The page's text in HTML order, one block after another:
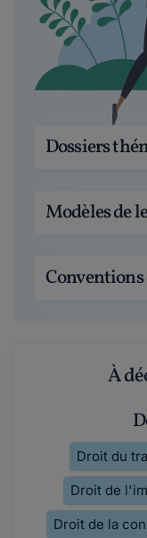
Dossiers
Modèles de
À
Droit du
Droit de
Droit de la